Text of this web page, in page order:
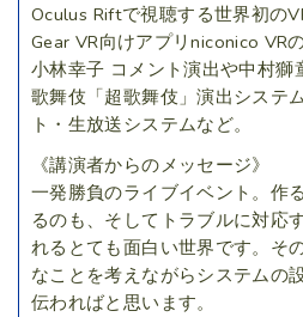
Oculus Riftで視聴する世界初の
Gear VR向けアプリniconico VR
小林幸子 コメント演出や中村獅
歌舞伎「超歌舞伎」演出システ
ト・生放送システムなど。
《講演者からのメッセージ》
一発勝負のライブイベント。作
るのも、そしてトラブルに対応
れるとても面白い世界です。そ
なことを考えながらシステムの
伝わればと思います。